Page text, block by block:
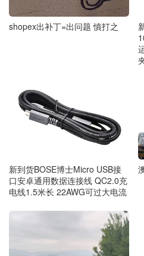
shopex出补丁=出问题 慎打之
新到货BOSE博士Micro USB接
口安卓通用数据连接线 QC2.0充
电线1.5米长 22AWG可过大电流